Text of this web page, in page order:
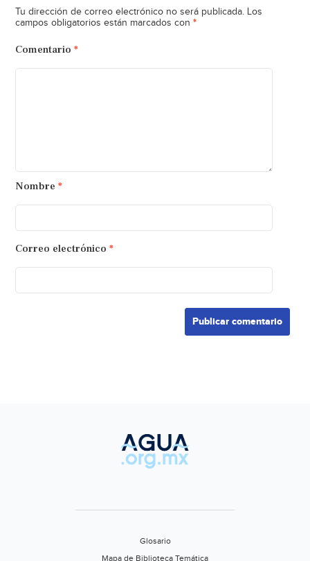
Tu dirección de correo electrónico no será publicada. Los
campos obligatorios están marcados con *
Comentario *
Nombre *
Correo electrónico *
Glosario
Mapa de Biblioteca Temática